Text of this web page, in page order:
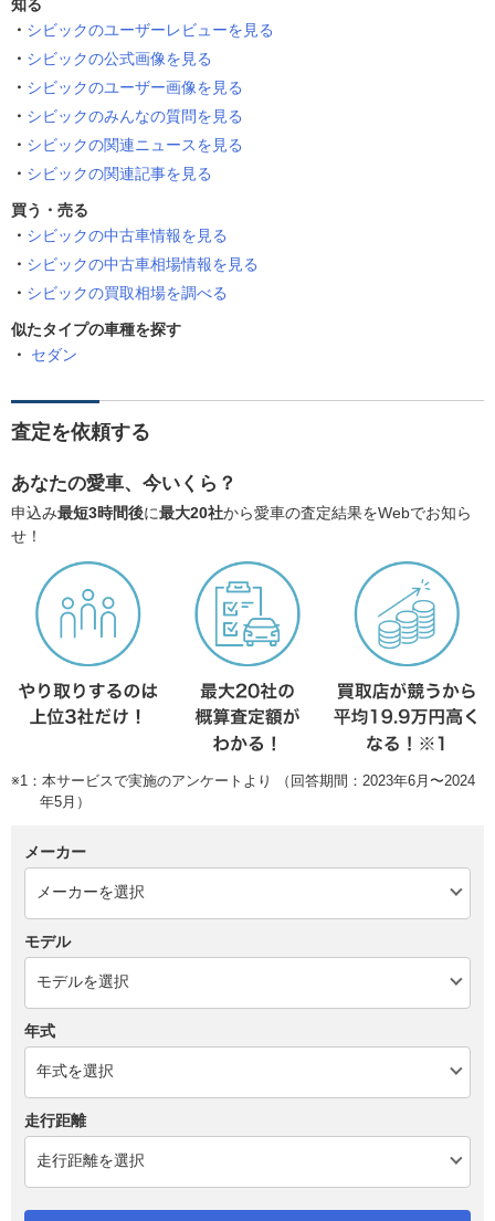
知る
シビックのユーザーレビューを見る
シビックの公式画像を見る
シビックのユーザー画像を見る
シビックのみんなの質問を見る
シビックの関連ニュースを見る
シビックの関連記事を見る
買う・売る
シビックの中古車情報を見る
シビックの中古車相場情報を見る
シビックの買取相場を調べる
似たタイプの車種を探す
セダン
査定を依頼する
あなたの愛車、今いくら？
申込み最短3時間後に最大20社から愛車の査定結果をWebでお知ら
せ！
※1：本サービスで実施のアンケートより （回答期間：2023年6月〜2024
年5月）
メーカー
モデル
年式
走行距離